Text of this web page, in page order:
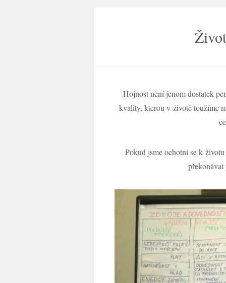
Hojnost není jenom dostatek
kvality, kterou v životě toužíme
Pokud jsme ochotni se k
překonávat
přehrávač